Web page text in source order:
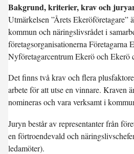
Bakgrund, kriterier, krav och
Utmärkelsen ”Årets Ekeröföretagare”
kommun och näringslivsrådet i
företagsorganisationerna Företagarna
Nyföretagarcentrum Ekerö och Ekerö
Det finns två krav och flera
arbete för att utse en vinnare. Kraven
nomineras och vara verksamt i
Juryn består av representanter från
en förtroendevald och
ledamöter).